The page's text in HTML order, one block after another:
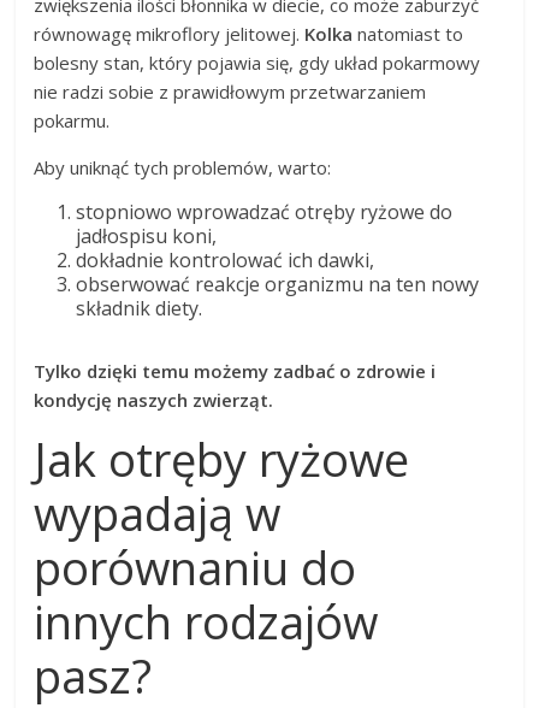
równowagę mikroflory jelitowej. Kolka natomiast to
bolesny stan, który pojawia się, gdy układ pokarmowy
nie radzi sobie z prawidłowym przetwarzaniem
pokarmu.
Aby uniknąć tych problemów, warto:
stopniowo wprowadzać otręby ryżowe do
jadłospisu koni,
dokładnie kontrolować ich dawki,
obserwować reakcje organizmu na ten nowy
składnik diety.
Tylko dzięki temu możemy zadbać o zdrowie i
kondycję naszych zwierząt.
Jak otręby ryżowe
wypadają w
porównaniu do
innych rodzajów
pasz?